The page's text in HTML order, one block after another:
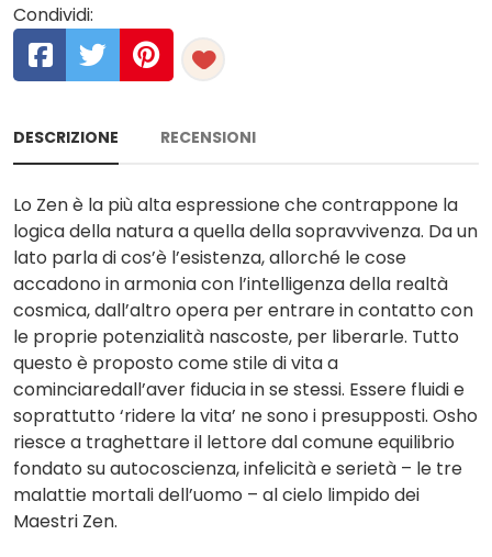
Condividi:
DESCRIZIONE RECENSIONI
Lo Zen è la più alta espressione che contrappone la
logica della natura a quella della sopravvivenza. Da un
lato parla di cos’è l’esistenza, allorché le cose
accadono in armonia con l’intelligenza della realtà
cosmica, dall’altro opera per entrare in contatto con
le proprie potenzialità nascoste, per liberarle. Tutto
questo è proposto come stile di vita a
cominciaredall’aver fiducia in se stessi. Essere fluidi e
soprattutto ‘ridere la vita’ ne sono i presupposti. Osho
riesce a traghettare il lettore dal comune equilibrio
fondato su autocoscienza, infelicità e serietà – le tre
malattie mortali dell’uomo – al cielo limpido dei
Maestri Zen.